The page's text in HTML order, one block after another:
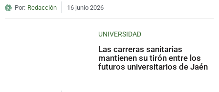
Por: Redacción 16 junio 2026
UNIVERSIDAD
Las carreras sanitarias
mantienen su tirón entre los
futuros universitarios de Jaén